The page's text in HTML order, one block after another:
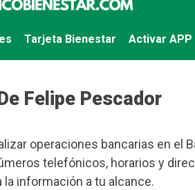
Tarjeta Bienestar Activar APP
Felipe Pescador
operaciones bancarias en el
telefónicos, horarios y
la información a tu alcance.